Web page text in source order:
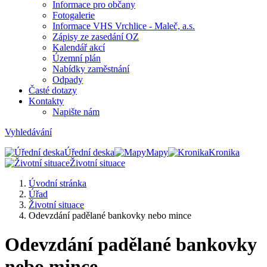
Informace pro občany
Fotogalerie
Informace VHS Vrchlice - Maleč, a.s.
Zápisy ze zasedání OZ
Kalendář akcí
Územní plán
Nabídky zaměstnání
Odpady
Časté dotazy
Kontakty
Napište nám
Vyhledávání
Úřední deska
Mapy
Kronika
Životní situace
Úvodní stránka
Úřad
Životní situace
Odevzdání padělané bankovky nebo mince
Odevzdání padělané bankovky